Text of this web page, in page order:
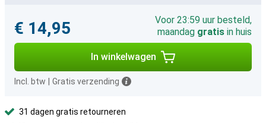
€ 14,95
Voor 23:59 uur besteld,
maandag gratis in huis
In winkelwagen
Incl. btw Gratis verzending
31 dagen gratis retourneren